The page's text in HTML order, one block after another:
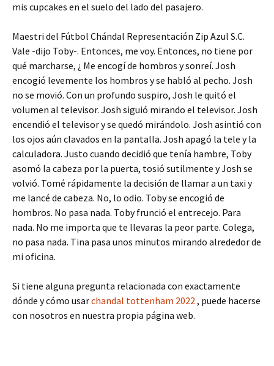
mis cupcakes en el suelo del lado del pasajero.
Maestri del Fútbol Chándal Representación Zip Azul S.C.
Vale -dijo Toby-. Entonces, me voy. Entonces, no tiene por
qué marcharse, ¿ Me encogí de hombros y sonreí. Josh
encogió levemente los hombros y se habló al pecho. Josh
no se movió. Con un profundo suspiro, Josh le quitó el
volumen al televisor. Josh siguió mirando el televisor. Josh
encendió el televisor y se quedó mirándolo. Josh asintió con
los ojos aún clavados en la pantalla. Josh apagó la tele y la
calculadora. Justo cuando decidió que tenía hambre, Toby
asomó la cabeza por la puerta, tosió sutilmente y Josh se
volvió. Tomé rápidamente la decisión de llamar a un taxi y
me lancé de cabeza. No, lo odio. Toby se encogió de
hombros. No pasa nada. Toby frunció el entrecejo. Para
nada. No me importa que te llevaras la peor parte. Colega,
no pasa nada. Tina pasa unos minutos mirando alrededor de
mi oficina.
Si tiene alguna pregunta relacionada con exactamente
dónde y cómo usarchandal tottenham 2022, puede hacerse
con nosotros en nuestra propia página web.